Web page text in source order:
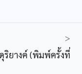
>
ยางค์ (พิมพ์ครั้งที่